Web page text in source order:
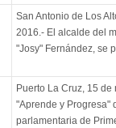
San Antonio de Los
2016.- El alcalde del
"Josy" Fernández, se
Puerto La Cruz, 15
"Aprende y Progresa"
parlamentaria de